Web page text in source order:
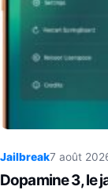
Jailbreak7 août
Dopamine 3, le